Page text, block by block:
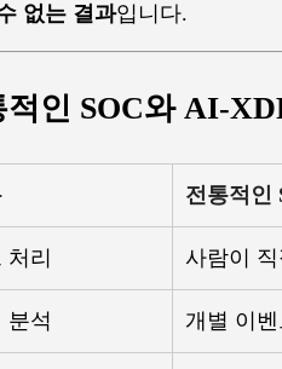
없는 결과입니다.
적인 SOC와 AI-
전통적인
처리 사람이 직
분석 개별 이